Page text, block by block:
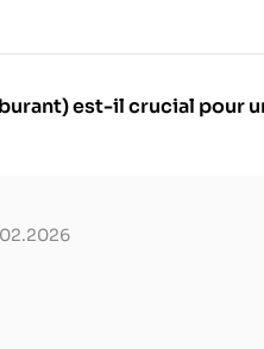
est-il crucial pour